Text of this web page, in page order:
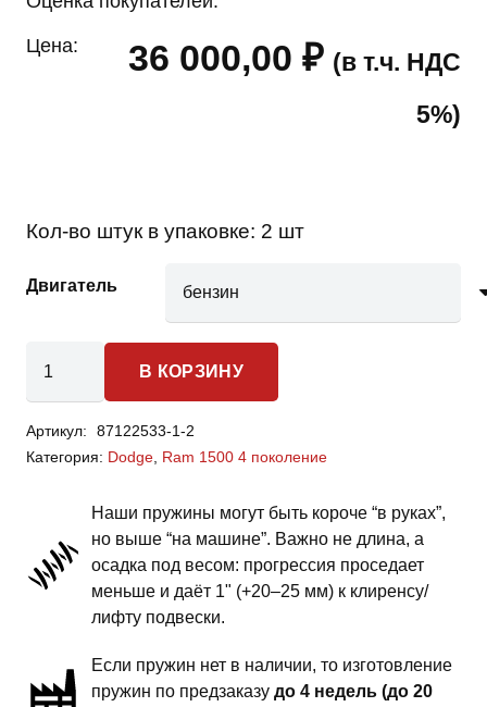
Цена: 36 000,00 ₽ (в т.ч. НДС
5%)
Кол-во штук в упаковке: 2 шт
Двигатель
товара
Ram
1500
поколение
пружины
передней
1.5
В КОРЗИНУ
Артикул:
87122533-1-2
Категория: Dodge Ram 1500 4 поколение
Наши пружины могут быть короче “в руках”,
но выше “на машине”. Важно не длина, а
осадка под весом: прогрессия проседает
меньше и даёт 1" (+20–25 мм) к клиренсу/
лифту подвески.
Если пружин нет в наличии, то изготовление
пружин по предзаказу до 4 недель (до 20